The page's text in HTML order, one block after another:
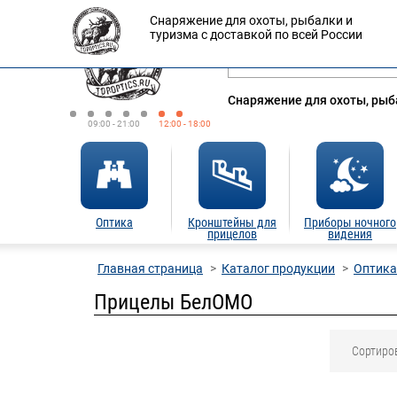
09:00 - 21:00 12:00 - 18:00
Оплата Доставка
Снаряжение для охоты,
Оптика
Кронштейны для
прицелов
Приборы ночного
видения
Снаряжение для охоты, рыбалки и
туризма с доставкой по всей России
Главная страница Каталог продукции Оптика
Прицелы БелОМО